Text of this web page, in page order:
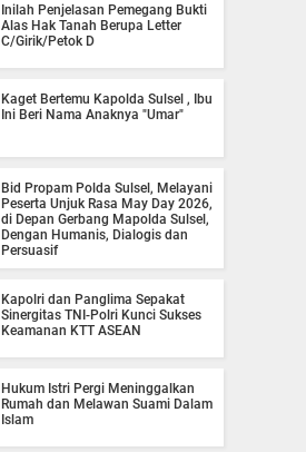
Inilah Penjelasan Pemegang Bukti
Alas Hak Tanah Berupa Letter
C/Girik/Petok D
Kaget Bertemu Kapolda Sulsel , Ibu
Ini Beri Nama Anaknya "Umar"
Bid Propam Polda Sulsel, Melayani
Peserta Unjuk Rasa May Day 2026,
di Depan Gerbang Mapolda Sulsel,
Dengan Humanis, Dialogis dan
Persuasif
Kapolri dan Panglima Sepakat
Sinergitas TNI-Polri Kunci Sukses
Keamanan KTT ASEAN
Hukum Istri Pergi Meninggalkan
Rumah dan Melawan Suami Dalam
Islam